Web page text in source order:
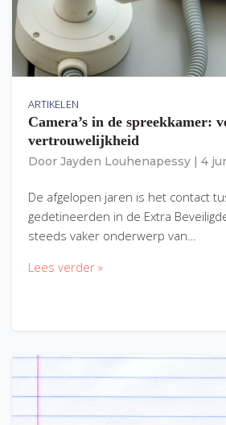
ARTIKELEN
Camera’s in de spreekkamer:
vertrouwelijkheid
Door Jayden Louhenapessy 4
De afgelopen jaren is het contact
gedetineerden in de Extra
steeds vaker onderwerp van…
Lees verder »